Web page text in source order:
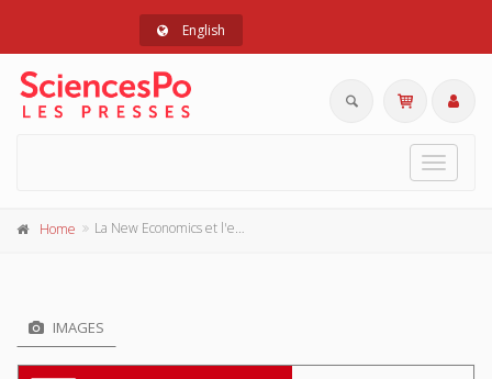
English
Toggle
Home La New Economics et l'expansion américaine, 1961 - 1966
IMAGES